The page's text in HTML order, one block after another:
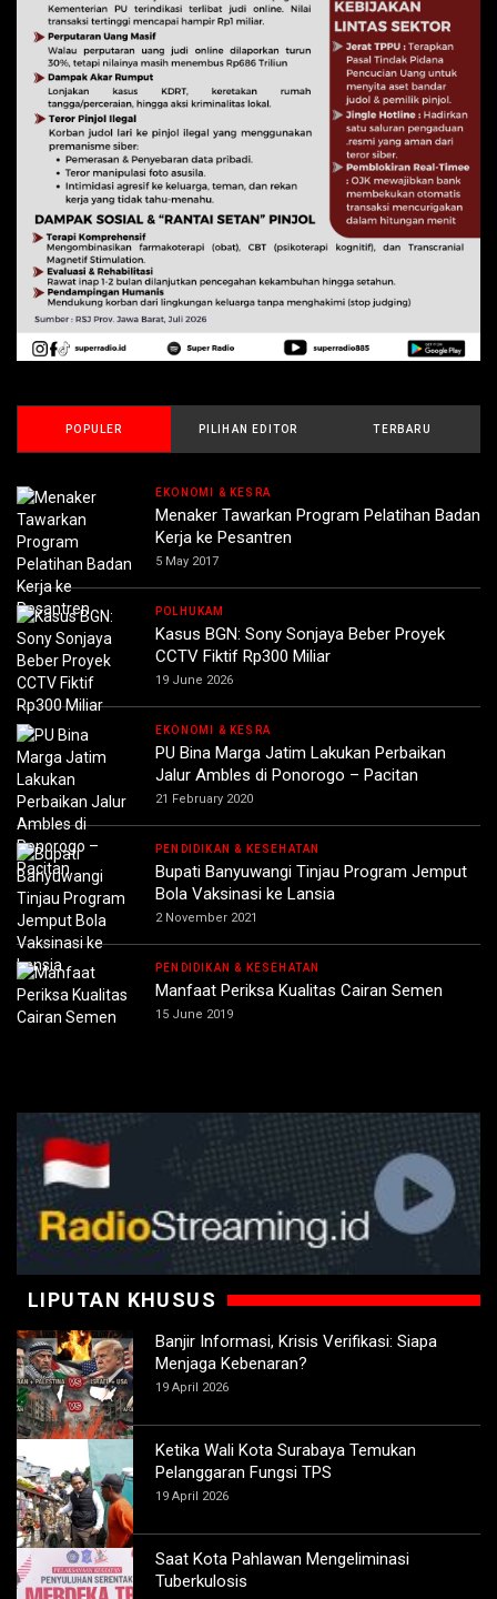
POPULER PILIHAN EDITOR TERBARU
EKONOMI & KESRA
Menaker Tawarkan Program Pelatihan Badan
Kerja ke Pesantren
5 May 2017
POLHUKAM
Kasus BGN: Sony Sonjaya Beber Proyek
CCTV Fiktif Rp300 Miliar
19 June 2026
EKONOMI & KESRA
PU Bina Marga Jatim Lakukan Perbaikan
Jalur Ambles di Ponorogo – Pacitan
21 February 2020
PENDIDIKAN & KESEHATAN
Bupati Banyuwangi Tinjau Program Jemput
Bola Vaksinasi ke Lansia
2 November 2021
PENDIDIKAN & KESEHATAN
Manfaat Periksa Kualitas Cairan Semen
15 June 2019
LIPUTAN KHUSUS
Banjir Informasi, Krisis Verifikasi: Siapa
Menjaga Kebenaran?
19 April 2026
Ketika Wali Kota Surabaya Temukan
Pelanggaran Fungsi TPS
19 April 2026
Saat Kota Pahlawan Mengeliminasi
Tuberkulosis